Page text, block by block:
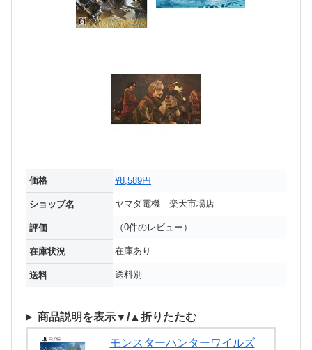
価格 ¥8,589円
ショップ名 ヤマダ電機 楽天市場店
評価 （0件のレビュー）
在庫状況 在庫あり
送料 送料別
商品説明を表示▼/▲折りたたむ
モンスターハンターワイルズ